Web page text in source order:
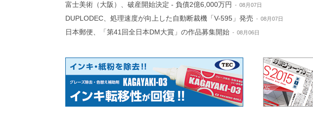
富士美術（大阪）、破産開始決定 - 負債2億6,000万円 08月07日
DUPLODEC、処理速度が向上した自動断裁機「V-595」発売 08月07日
日本郵便、「第41回全日本DM大賞」の作品募集開始 08月06日